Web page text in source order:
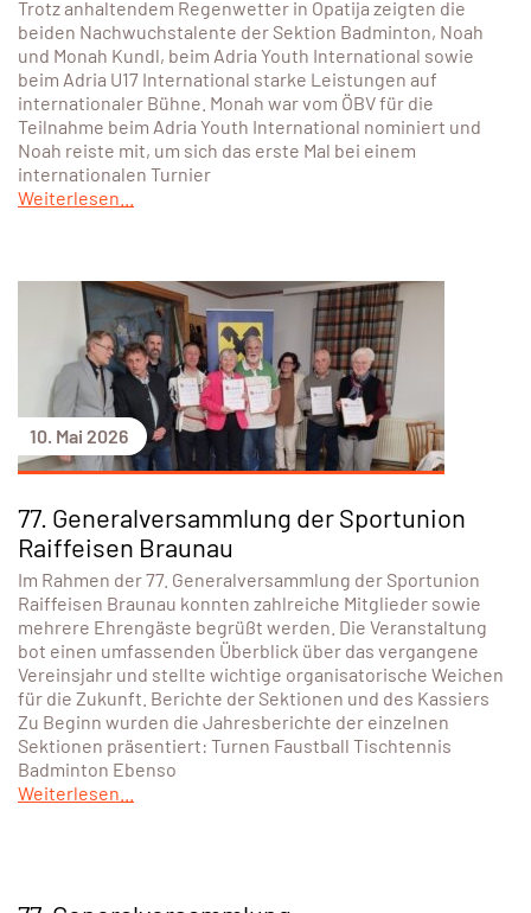
Trotz anhaltendem Regenwetter in Opatija zeigten die
beiden Nachwuchstalente der Sektion Badminton, Noah
und Monah Kundl, beim Adria Youth International sowie
beim Adria U17 International starke Leistungen auf
internationaler Bühne. Monah war vom ÖBV für die
Teilnahme beim Adria Youth International nominiert und
Noah reiste mit, um sich das erste Mal bei einem
internationalen Turnier
Weiterlesen...
10. Mai 2026
77. Generalversammlung der Sportunion
Raiffeisen Braunau
Im Rahmen der 77. Generalversammlung der Sportunion
Raiffeisen Braunau konnten zahlreiche Mitglieder sowie
mehrere Ehrengäste begrüßt werden. Die Veranstaltung
bot einen umfassenden Überblick über das vergangene
Vereinsjahr und stellte wichtige organisatorische Weichen
für die Zukunft. Berichte der Sektionen und des Kassiers
Zu Beginn wurden die Jahresberichte der einzelnen
Sektionen präsentiert: Turnen Faustball Tischtennis
Badminton Ebenso
Weiterlesen...